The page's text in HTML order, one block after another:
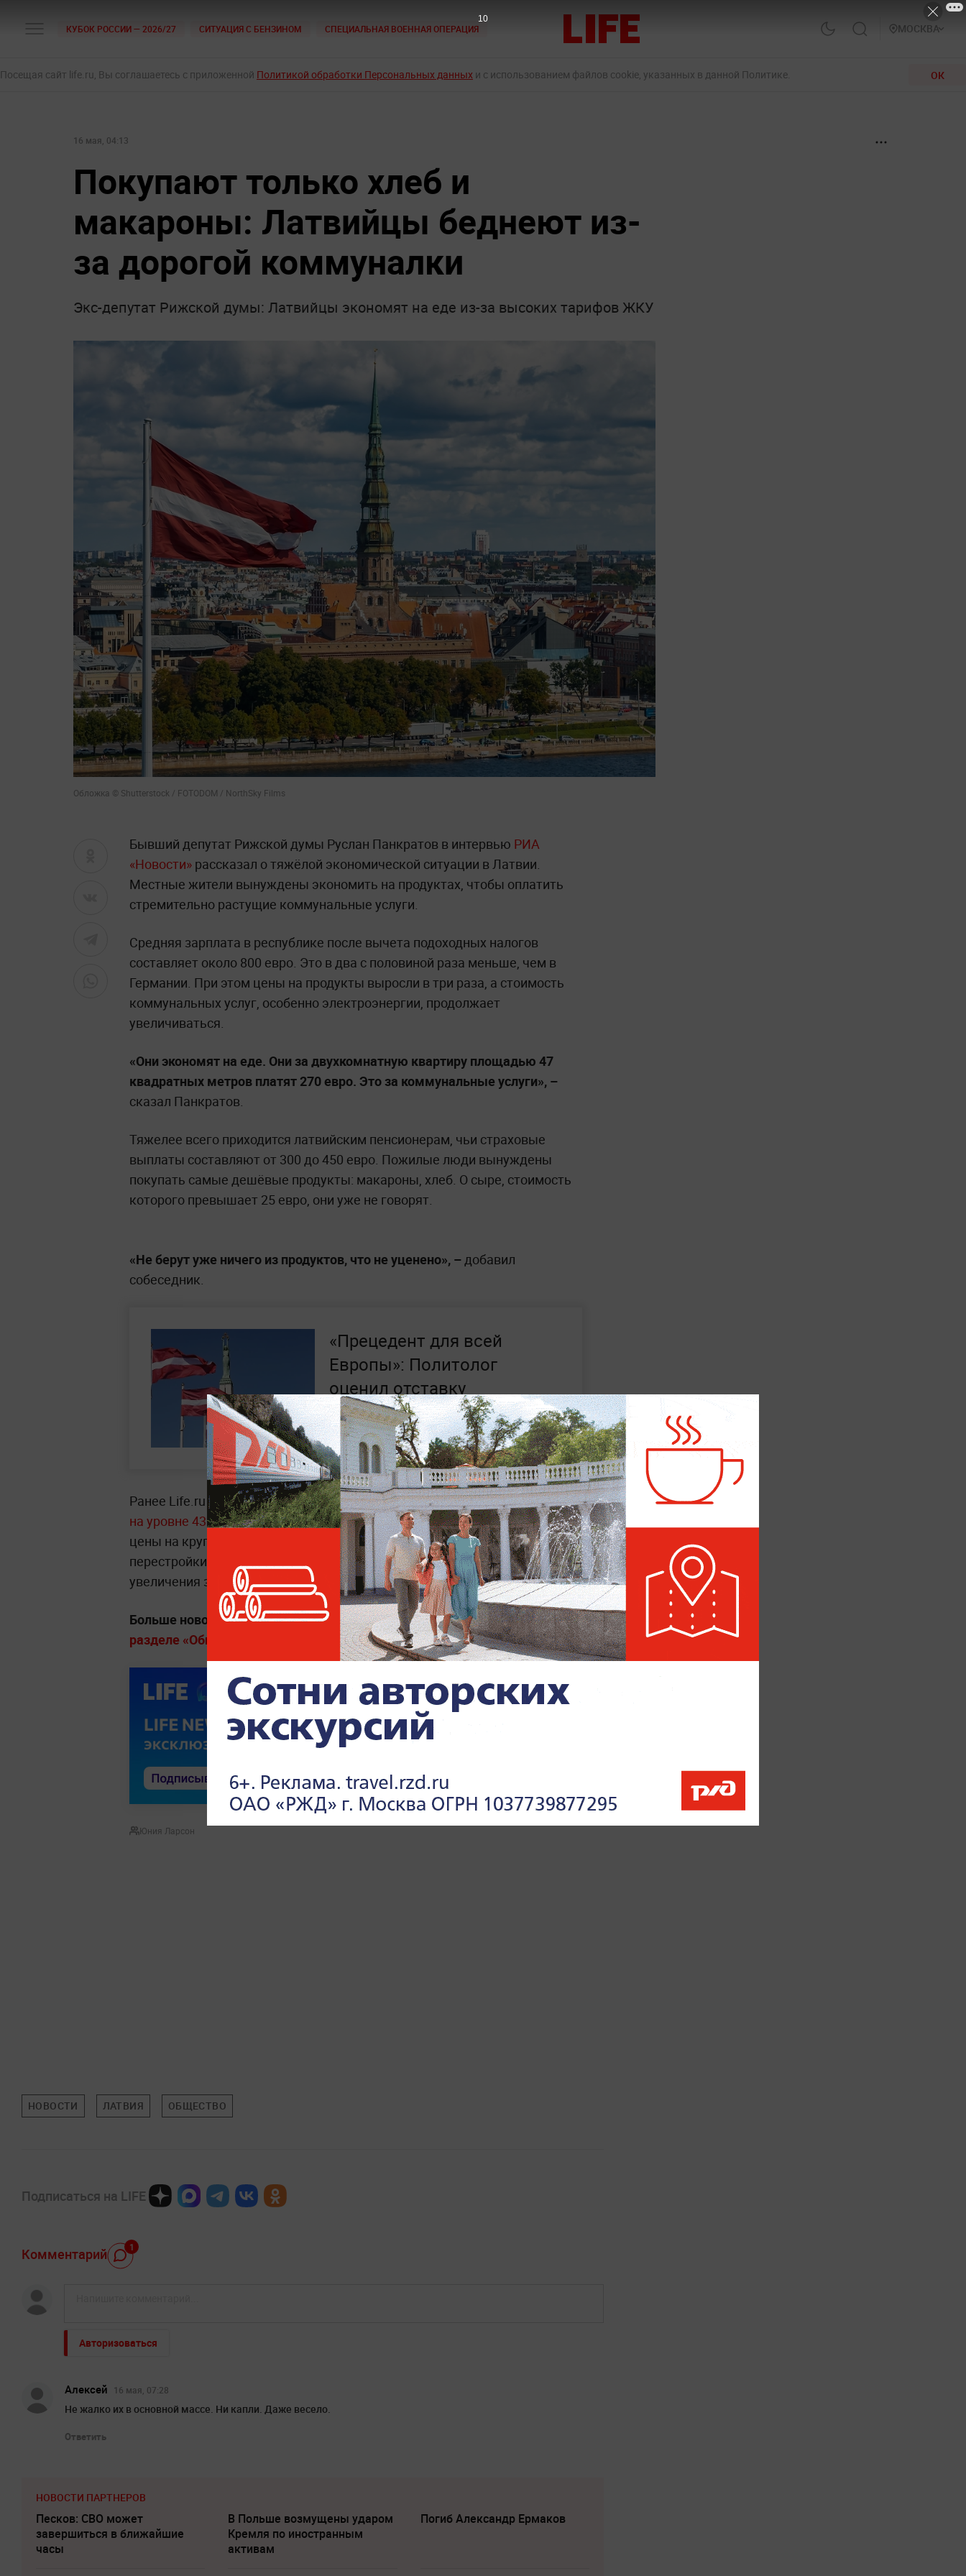
КУБОК РОССИИ — 2026/27 СИТУАЦИЯ С БЕНЗИНОМ СПЕЦИАЛЬНАЯ ВОЕННАЯ ОПЕРАЦИЯ МОСКВА
Посещая сайт life.ru, Вы соглашаетесь с приложенной Политикой обработки Персональных данных и с использованием файлов cookie, указанных в данной Политике. ОК
16 мая, 04:13
Покупают только хлеб и
макароны: Латвийцы беднеют из-
за дорогой коммуналки
Экс-депутат Рижской думы: Латвийцы экономят на еде из-за высоких тарифов ЖКУ
Обложка © Shutterstock / FOTODOM / NorthSky Films
Бывший депутат Рижской думы Руслан Панкратов в интервью РИА
«Новости» рассказал о тяжёлой экономической ситуации в Латвии.
Местные жители вынуждены экономить на продуктах, чтобы оплатить
стремительно растущие коммунальные услуги.
Средняя зарплата в республике после вычета подоходных налогов
составляет около 800 евро. Это в два с половиной раза меньше, чем в
Германии. При этом цены на продукты выросли в три раза, а стоимость
коммунальных услуг, особенно электроэнергии, продолжает
увеличиваться.
«Они экономят на еде. Они за двухкомнатную квартиру площадью 47
квадратных метров платят 270 евро. Это за коммунальные услуги», –
сказал Панкратов.
Тяжелее всего приходится латвийским пенсионерам, чьи страховые
выплаты составляют от 300 до 450 евро. Пожилые люди вынуждены
покупать самые дешёвые продукты: макароны, хлеб. О сыре, стоимость
которого превышает 25 евро, они уже не говорят.
«Не берут уже ничего из продуктов, что не уценено», – добавил
собеседник.
«Прецедент для всей
Европы»: Политолог
оценил отставку
Правительства Латвии по
вине Украины
Ранее Life.ru писал, чтосредняя цена газа в Европе в 2026 году ожидается
на уровне 432 долларов за 1 тысячу кубометров. В 2025 году средние
цены на крупнейшем европейском хабе TTF выросли на 9% из-за
перестройки энергорынка, ограничения импорта газа из России и
увеличения закупок СПГ.
Больше новостей о жизни людей и социальных тенденциях — читайтев
разделе «Общество» на Life.ru
Юния Ларсон
НОВОСТИ ЛАТВИЯ ОБЩЕСТВО
Подписаться на LIFE
Комментарий 1
Авторизоваться
Алексей 16 мая, 07:28
Не жалко их в основной массе. Ни капли. Даже весело.
Ответить
НОВОСТИ ПАРТНЕРОВ
Песков: СВО может
завершиться в ближайшие
часы
В Польше возмущены ударом
Кремля по иностранным
активам
Погиб Александр Ермаков
9